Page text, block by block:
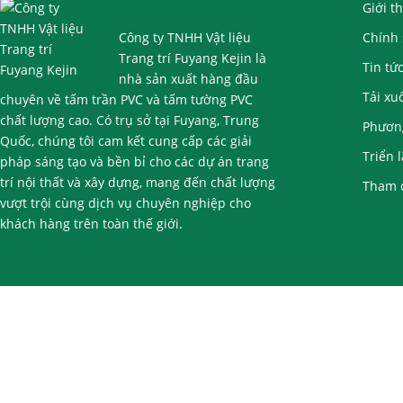
Công ty TNHH Vật liệu
Trang trí Fuyang Kejin là
nhà sản xuất hàng đầu
chuyên về tấm trần PVC và tấm tường PVC
chất lượng cao. Có trụ sở tại Fuyang, Trung
Quốc, chúng tôi cam kết cung cấp các giải
pháp sáng tạo và bền bỉ cho các dự án trang
trí nội thất và xây dựng, mang đến chất lượng
vượt trội cùng dịch vụ chuyên nghiệp cho
khách hàng trên toàn thế giới.
Giới
Chính
Tin
Tải
Triển
Tham